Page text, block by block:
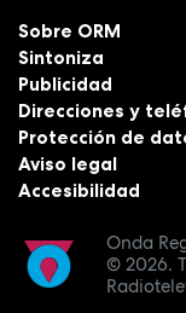
Onda
© 2026.
Sobre ORM
Sintoniza
Publicidad
Direcciones y
Protección de
Aviso legal
Accesibilidad